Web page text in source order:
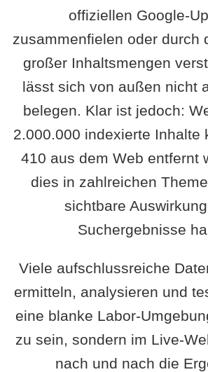
offiziellen Google-
zusammenfielen oder durch
großer Inhaltsmengen
lässt sich von außen nicht
belegen. Klar ist jedoch:
2.000.000 indexierte Inhalte
410 aus dem Web entfernt
dies in zahlreichen
sichtbare
Suchergebnisse
Viele aufschlussreiche
ermitteln, analysieren und
eine blanke Labor-
zu sein, sondern im Live-
nach und nach die